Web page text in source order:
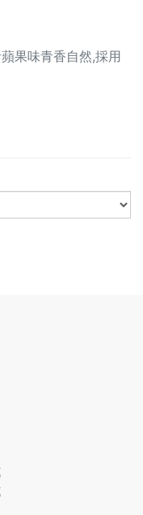
果味青香自然,採用